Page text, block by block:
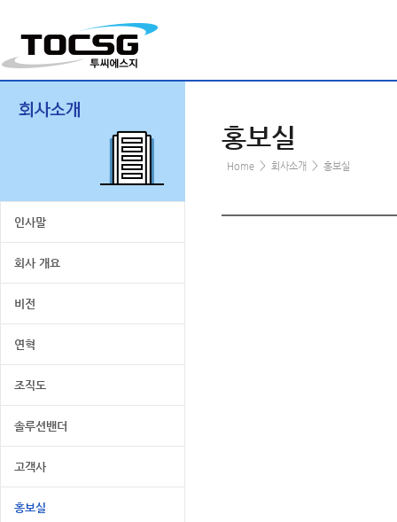
인사말
회사 개요
비전
연혁
조직도
솔루션밴더
고객사
홍보실
홍보실
Home > 회사소개 > 홍보실